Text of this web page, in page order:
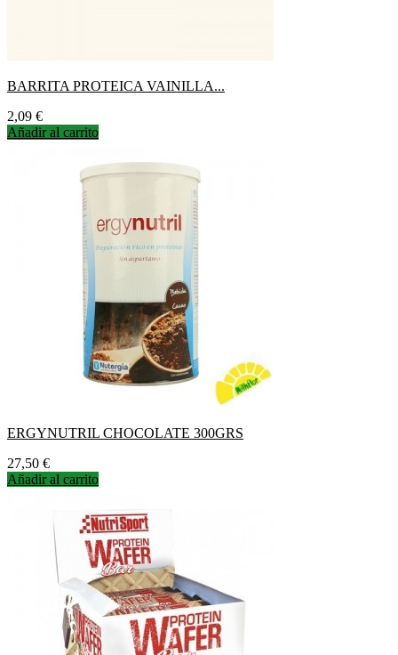
BARRITA PROTEICA VAINILLA...
Precio
2,09 €
Añadir al carrito
ERGYNUTRIL CHOCOLATE 300GRS
Precio
27,50 €
Añadir al carrito